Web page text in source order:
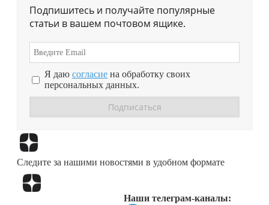
Подпишитесь и получайте популярные
статьи в вашем почтовом ящике.
Я даю согласие на обработку своих
персональных данных.
Следите за нашими новостями в удобном формате
Наши телеграм-каналы: